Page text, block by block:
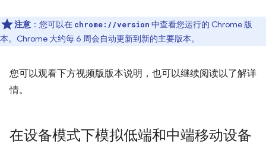
注意 ：您可以在 chrome://version 中查看您运行的 Chrome 版
本。Chrome 大约每 6 周会自动更新到新的主要版本。
您可以观看下方视频版版本说明，也可以继续阅读以了解详
情。
在设备模式下模拟低端和中端移动设备